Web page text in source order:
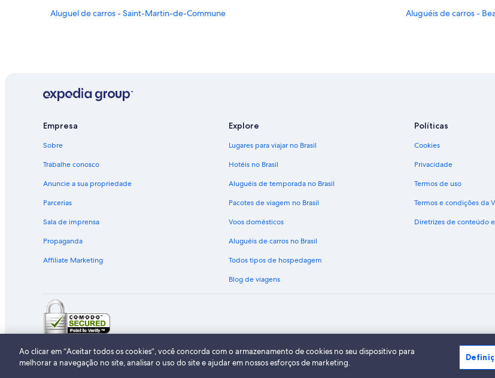
Aluguel de carros - Saint-Martin-de-Commune
Aluguéis de carros -
Empresa
Sobre
Trabalhe conosco
Anuncie a sua propriedade
Parcerias
Sala de imprensa
Propaganda
Affiliate Marketing
Explore
Lugares para viajar no Brasil
Hotéis no Brasil
Aluguéis de temporada no Brasil
Pacotes de viagem no Brasil
Voos domésticos
Aluguéis de carros no Brasil
Todos tipos de hospedagem
Blog de viagens
Políticas
Cookies
Privacidade
Termos de uso
Termos e condições da
Diretrizes de conteúdo
© 2026 Expedia, Inc., uma empresa do Expedia Group. Todos os direitos reservados Expedia e o
Ao clicar em “Aceitar todos os cookies”, você concorda com o armazenamento de cookies no seu dispositivo para
melhorar a navegação no site, analisar o uso do site e ajudar em nossos esforços de marketing.